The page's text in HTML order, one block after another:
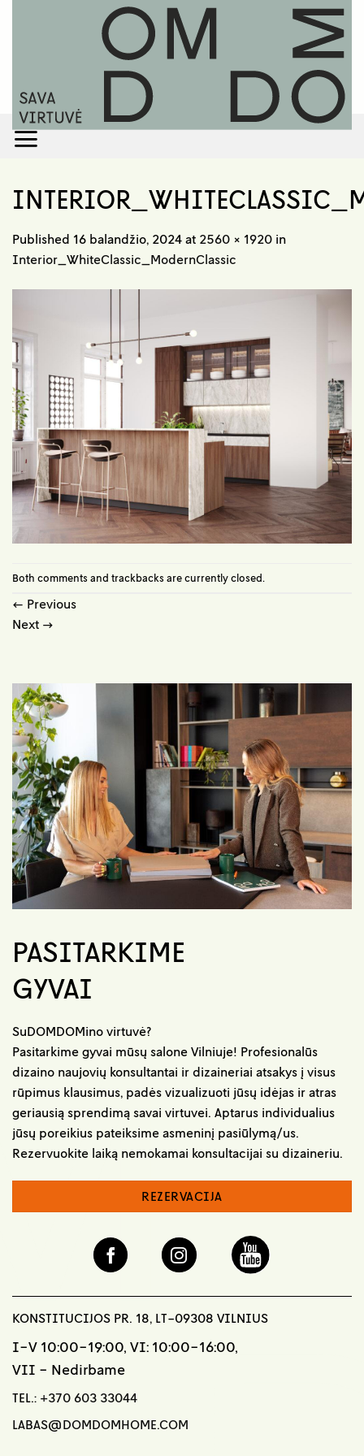
Published 16 balandžio, 2024 at 2560 × 1920 in
Interior_WhiteClassic_ModernClassic
Both comments and trackbacks are currently closed.
← Previous
Next →
PASITARKIME
GYVAI
SuDOMDOMino virtuvė?
Pasitarkime gyvai mūsų salone Vilniuje! Profesionalūs
dizaino naujovių konsultantai ir dizaineriai atsakys į visus
rūpimus klausimus, padės vizualizuoti jūsų idėjas ir atras
geriausią sprendimą savai virtuvei. Aptarus individualius
jūsų poreikius pateiksime asmeninį pasiūlymą/us.
Rezervuokite laiką nemokamai konsultacijai su dizaineriu.
REZERVACIJA
KONSTITUCIJOS PR. 18, LT-09308 VILNIUS
I-V 10:00-19:00, VI: 10:00-16:00,
VII - Nedirbame
TEL.: +370 603 33044
LABAS@DOMDOMHOME.COM